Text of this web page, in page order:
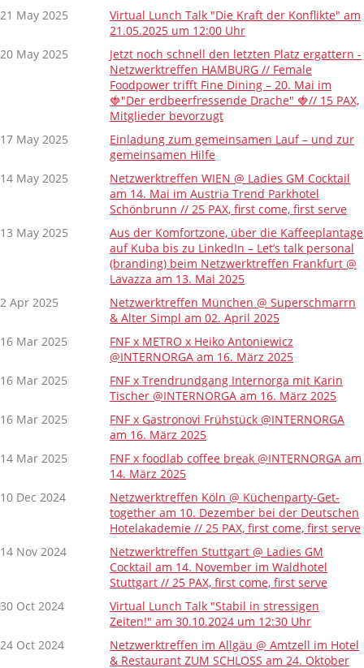
21 May 2025
Virtual Lunch Talk "Die Kraft der Konflikte" am
21.05.2025 um 12:00 Uhr
20 May 2025
Jetzt noch schnell den letzten Platz ergattern -
Netzwerktreffen HAMBURG // Female
Foodpower trifft Fine Dining – 20. Mai im
🍓"Der erdbeerfressende Drache" 🍓// 15 PAX,
Mitglieder bevorzugt
17 May 2025
Einladung zum gemeinsamen Lauf – und zur
gemeinsamen Hilfe
14 May 2025
Netzwerktreffen WIEN @ Ladies GM Cocktail
am 14. Mai im Austria Trend Parkhotel
Schönbrunn // 25 PAX, first come, first serve
13 May 2025
Aus der Komfortzone, über die Kaffeeplantage
auf Kuba bis zu LinkedIn – Let’s talk personal
(branding) beim Netzwerktreffen Frankfurt @
Lavazza am 13. Mai 2025
2 Apr 2025
Netzwerktreffen München @ Superschmarrn
& Alter Simpl am 02. April 2025
16 Mar 2025
FNF x METRO x Heiko Antoniewicz
@INTERNORGA am 16. März 2025
16 Mar 2025
FNF x Trendrundgang Internorga mit Karin
Tischer @INTERNORGA am 16. März 2025
16 Mar 2025
FNF x Gastronovi Frühstück @INTERNORGA
am 16. März 2025
14 Mar 2025
FNF x foodlab coffee break @INTERNORGA am
14. März 2025
10 Dec 2024
Netzwerktreffen Köln @ Küchenparty-Get-
together am 10. Dezember bei der Deutschen
Hotelakademie // 25 PAX, first come, first serve
14 Nov 2024
Netzwerktreffen Stuttgart @ Ladies GM
Cocktail am 14. November im Waldhotel
Stuttgart // 25 PAX, first come, first serve
30 Oct 2024
Virtual Lunch Talk "Stabil in stressigen
Zeiten!" am 30.10.2024 um 12:30 Uhr
24 Oct 2024
Netzwerktreffen im Allgäu @ Amtzell im Hotel
& Restaurant ZUM SCHLOSS am 24. Oktober